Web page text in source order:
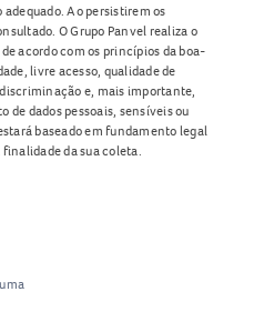
Ao persistirem os
O Grupo Panvel realiza o
acordo com os princípios da boa-
livre acesso, qualidade de
e, mais importante,
dados pessoais, sensíveis ou
baseado em fundamento legal
finalidade da sua coleta.